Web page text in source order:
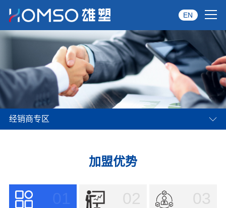
关于雄塑
品牌服务
经销商专区
EN
经销商专区
加盟优势
02 03